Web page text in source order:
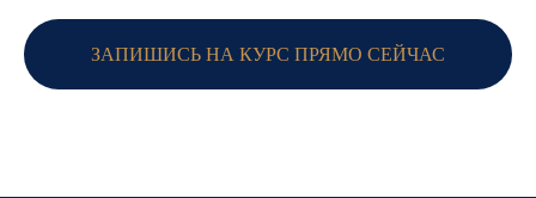
ЗАПИШИСЬ НА КУРС ПРЯМО СЕЙЧАС